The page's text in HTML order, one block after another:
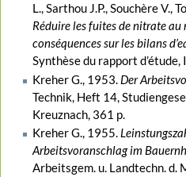
L., Sarthou J.P., Souchère V.,
Réduire les fuites de nitrate
conséquences sur les bilans
Synthèse du rapport d’étude,
Kreher G., 1953. Der
Technik, Heft 14,
Kreuznach, 361 p.
Kreher G., 1955.
Arbeitsvoranschlag im
Arbeitsgem. u. Landtechn.